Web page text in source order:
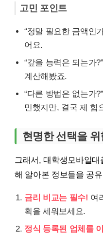
고민 포인트
“정말 필요한 금액인
어요.
“갚을 능력은 되는가
계산해봤죠.
“다른 방법은 없는가
민했지만, 결국 제 힘
현명한 선택을 위
그래서, 대학생모바일
해 알아본 정보들을 공
금리 비교는 필수! 여
획을 세워보세요.
정식 등록된 업체를